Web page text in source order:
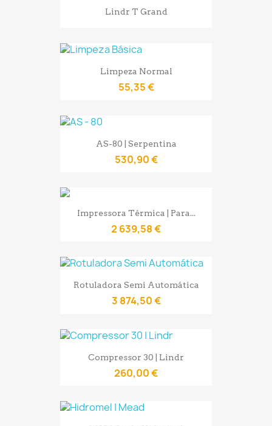
Lindr T Grand
Limpeza Normal
55,35 €
AS-80 | Serpentina
530,90 €
Impressora Térmica | Para...
2 639,58 €
Rotuladora Semi Automática
3 874,50 €
Compressor 30 | Lindr
260,00 €